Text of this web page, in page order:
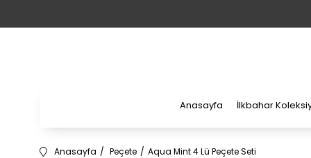
Anasayfa İlkbahar
Anasayfa Peçete Aqua Mint 4 Lü Peçete Seti